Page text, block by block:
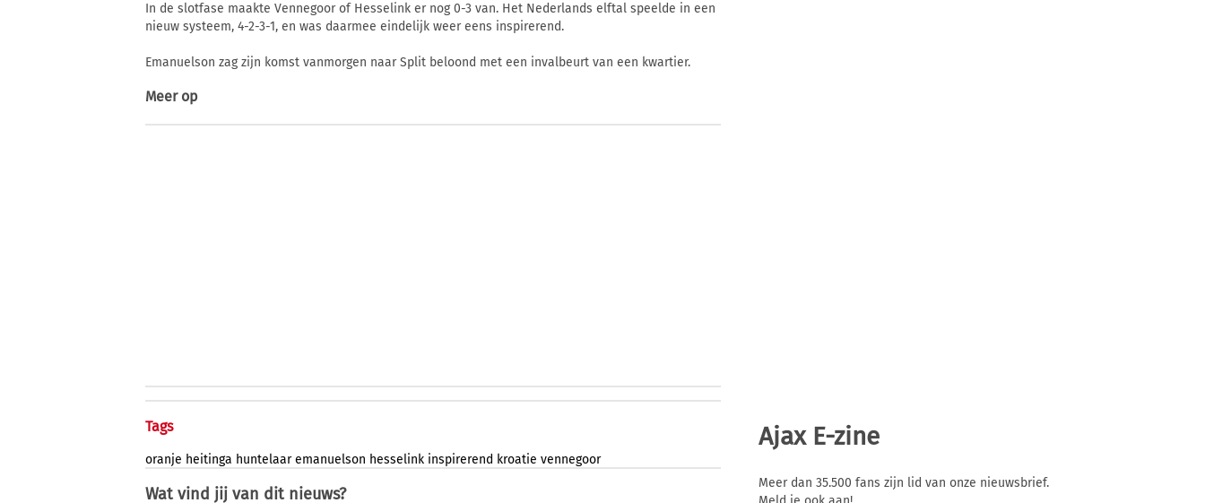
In de slotfase maakte Vennegoor of Hesselink er nog 0-3 van. Het Nederlands elftal speelde in een
nieuw systeem, 4-2-3-1, en was daarmee eindelijk weer eens inspirerend.
Emanuelson zag zijn komst vanmorgen naar Split beloond met een invalbeurt van een kwartier.
Meer op
Tags
oranje heitinga huntelaar emanuelson hesselink inspirerend kroatie vennegoor
Wat vind jij van dit nieuws?
Ajax E-zine
Meer dan 35.500 fans zijn lid van onze nieuwsbrief.